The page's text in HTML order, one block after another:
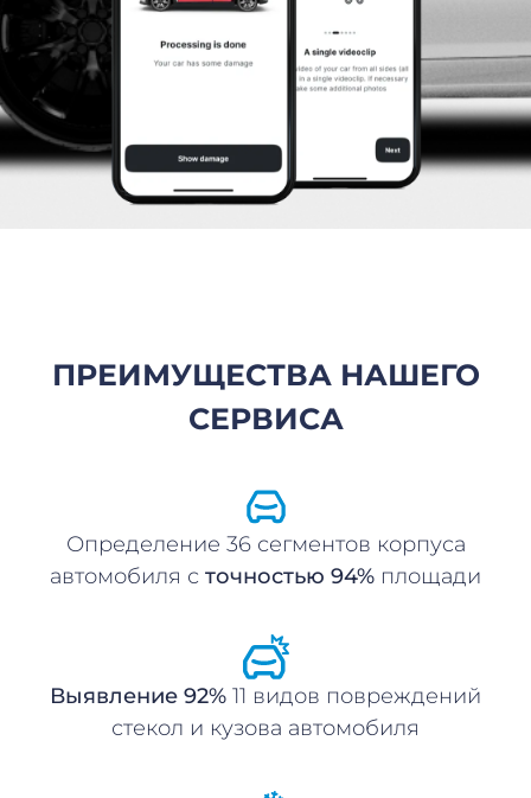
ПРЕИМУЩЕСТВА НАШЕГО
СЕРВИСА
Определение 36 сегментов корпуса
автомобиля с точностью 94% площади
Выявление 92% 11 видов повреждений
стекол и кузова автомобиля